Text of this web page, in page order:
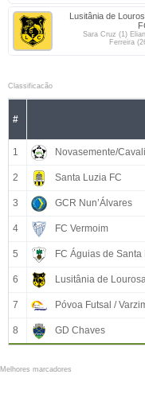
Lusitânia de
Sara Cruz (1)
Ferreira
Classificacão
#
1 Novasemente/
2 Santa Luzia FC
3 GCR Nun’Álvares
4 FC Vermoim
5 FC Águias de Santa
6 Lusitânia de
7 Póvoa Futsal /
8 GD Chaves
Melhores marcadores